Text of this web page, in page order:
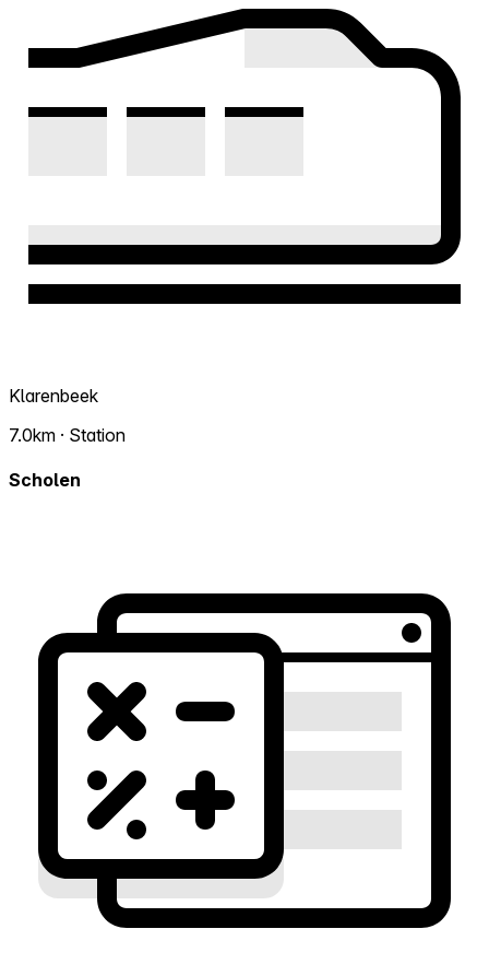
Klarenbeek
7.0km · Station
Scholen